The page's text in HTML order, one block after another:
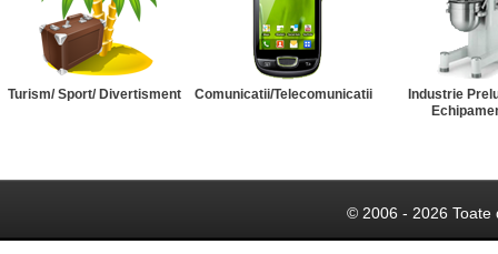
Turism/ Sport/ Divertisment Comunicatii/Telecomunicatii
Industrie
© 2006 - 2026